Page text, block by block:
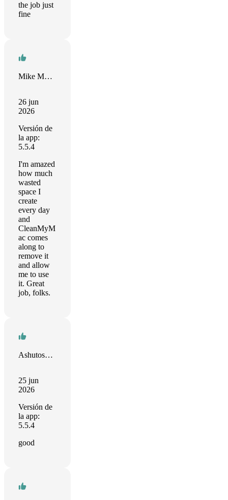
the job just
fine
Mike Morrison
26 jun
2026
Versión de
la app:
5.5.4
I'm amazed
how much
wasted
space I
create
every day
and
CleanMyM
ac comes
along to
remove it
and allow
me to use
it. Great
job, folks.
Ashutosh Rai
25 jun
2026
Versión de
la app:
5.5.4
good